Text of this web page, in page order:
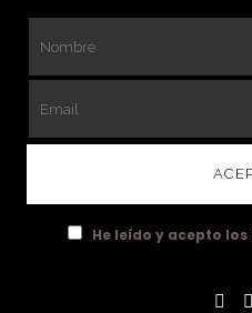
He leído y acepto